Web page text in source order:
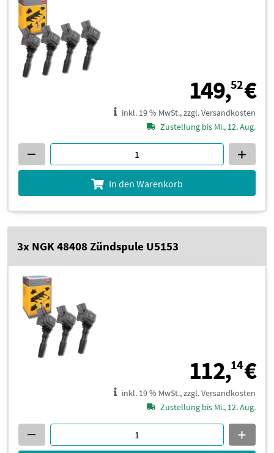
149,52€
inkl. 19 % MwSt., zzgl. Versandkosten
Zustellung bis Mi., 12. Aug.
In den Warenkorb
3x NGK 48408 Zündspule U5153
112,14€
inkl. 19 % MwSt., zzgl. Versandkosten
Zustellung bis Mi., 12. Aug.